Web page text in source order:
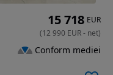
15 718 EUR
(12 990 EUR- net)
Conform mediei